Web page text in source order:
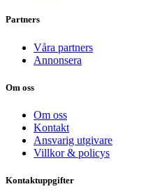
Partners
Våra partners
Annonsera
Om oss
Om oss
Kontakt
Ansvarig utgivare
Villkor & policys
Kontaktuppgifter